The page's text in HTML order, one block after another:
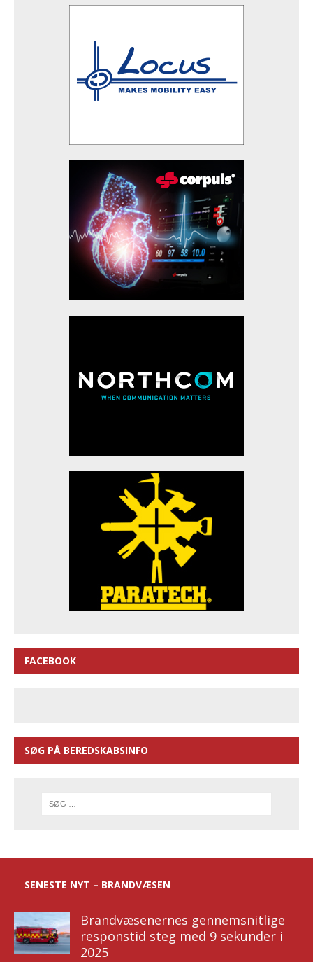
FACEBOOK
SØG PÅ BEREDSKABSINFO
SENESTE NYT – BRANDVÆSEN
Brandvæsenernes gennemsnitlige
responstid steg med 9 sekunder i
2025